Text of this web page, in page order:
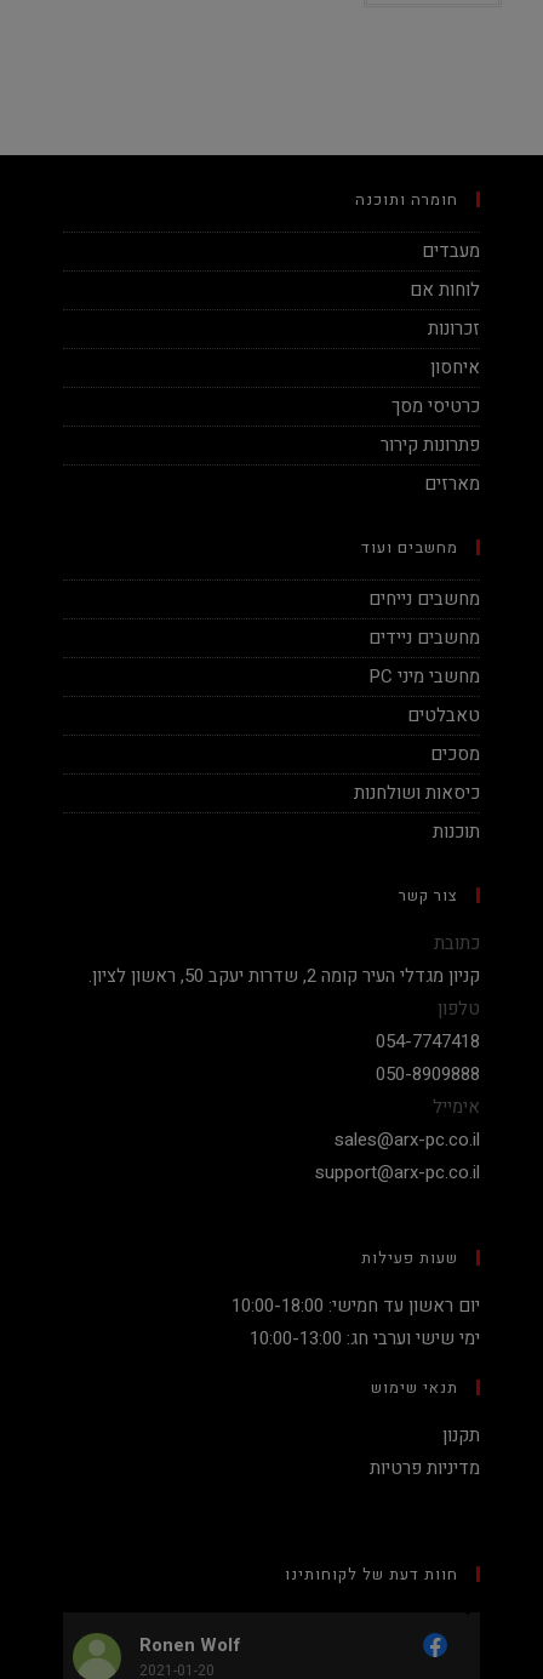
חומרה ותוכנה
מעבדים
לוחות אם
זכרונות
איחסון
כרטיסי מסך
פתרונות קירור
מארזים
מחשבים ועוד
מחשבים נייחים
מחשבים ניידים
מחשבי מיני PC
טאבלטים
מסכים
כיסאות ושולחנות
תוכנות
צור קשר
כתובת
קניון מגדלי העיר קומה 2, שדרות יעקב 50, ראשון לציון.
טלפון
054-7747418
050-8909888
אימייל
sales@arx-pc.co.il
support@arx-pc.co.il
שעות פעילות
יום ראשון עד חמישי: 10:00-18:00
ימי שישי וערבי חג: 10:00-13:00
תנאי שימוש
תקנון
מדיניות פרטיות
חוות דעת של לקוחותינו